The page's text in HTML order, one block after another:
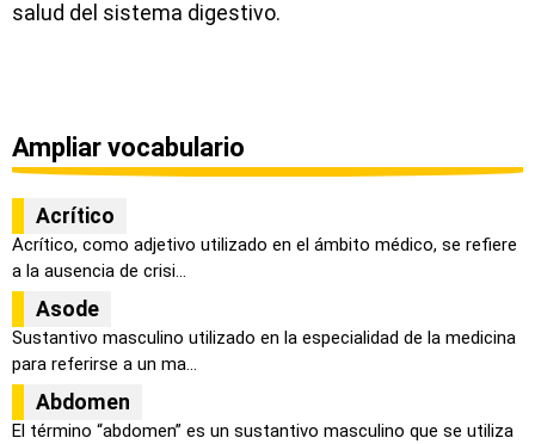
salud del sistema digestivo.
Ampliar vocabulario
Acrítico
Acrítico, como adjetivo utilizado en el ámbito médico, se refiere
a la ausencia de crisi...
Asode
Sustantivo masculino utilizado en la especialidad de la medicina
para referirse a un ma...
Abdomen
El término “abdomen” es un sustantivo masculino que se utiliza